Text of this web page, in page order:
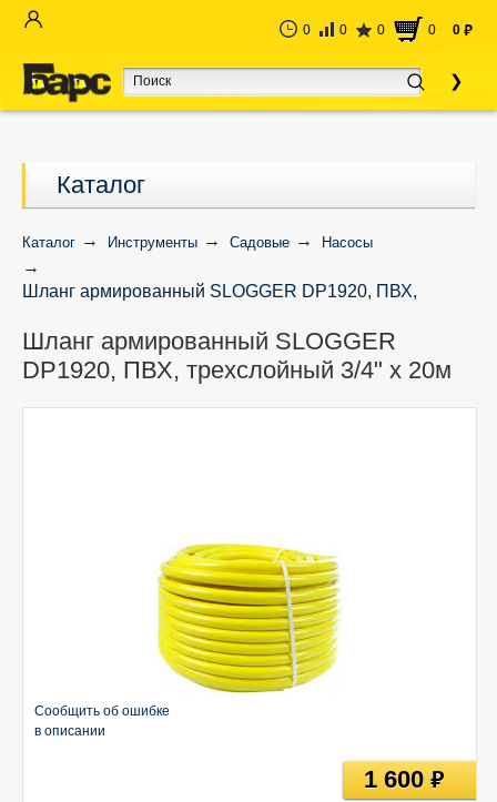
0 0 0 0 0 руб
Каталог
Каталог Инструменты Садовые Насосы
Шланг армированный SLOGGER DP1920, ПВХ,
Шланг армированный SLOGGER
DP1920, ПВХ, трехслойный 3/4" х 20м
Сообщить об ошибке
в описании
1 600руб